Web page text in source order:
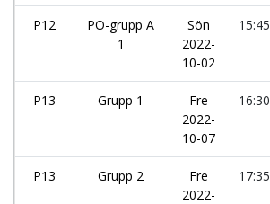
P12
PO-grupp A
1
Sön
2022-
10-02
15:45
P13 Grupp 1
Fre
2022-
10-07
16:30
P13 Grupp 2
Fre
2022-
17:35